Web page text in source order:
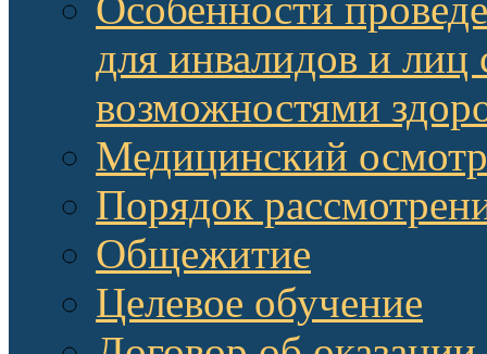
для инвалидов и
возможностями
Медицинский осмотр
Порядок
Общежитие
Целевое обучение